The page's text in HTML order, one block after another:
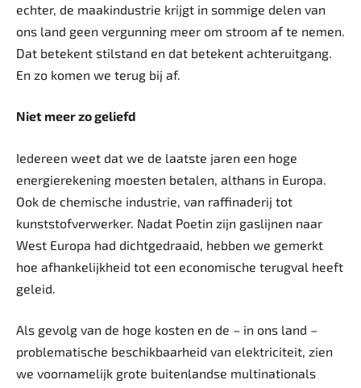
echter, de maakindustrie krijgt in sommige delen van
ons land geen vergunning meer om stroom af te nemen.
Dat betekent stilstand en dat betekent achteruitgang.
En zo komen we terug bij af.
Niet meer zo geliefd
Iedereen weet dat we de laatste jaren een hoge
energierekening moesten betalen, althans in Europa.
Ook de chemische industrie, van raffinaderij tot
kunststofverwerker. Nadat Poetin zijn gaslijnen naar
West Europa had dichtgedraaid, hebben we gemerkt
hoe afhankelijkheid tot een economische terugval heeft
geleid.
Als gevolg van de hoge kosten en de – in ons land –
problematische beschikbaarheid van elektriciteit, zien
we voornamelijk grote buitenlandse multinationals